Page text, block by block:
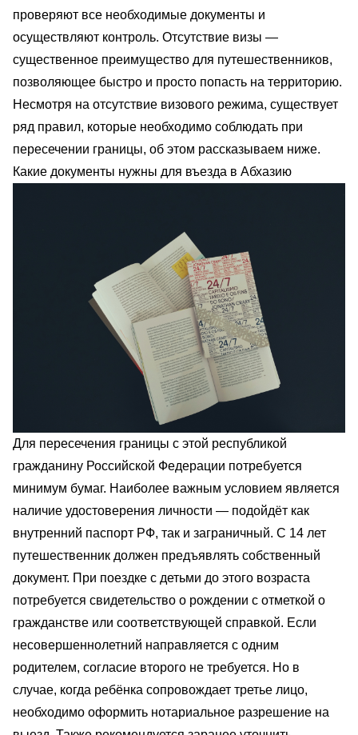
проверяют все необходимые документы и
осуществляют контроль. Отсутствие визы —
существенное преимущество для путешественников,
позволяющее быстро и просто попасть на территорию.
Несмотря на отсутствие визового режима, существует
ряд правил, которые необходимо соблюдать при
пересечении границы, об этом рассказываем ниже.
Какие документы нужны для въезда в Абхазию
Для пересечения границы с этой республикой
гражданину Российской Федерации потребуется
минимум бумаг. Наиболее важным условием является
наличие удостоверения личности — подойдёт как
внутренний паспорт РФ, так и заграничный. С 14 лет
путешественник должен предъявлять собственный
документ. При поездке с детьми до этого возраста
потребуется свидетельство о рождении с отметкой о
гражданстве или соответствующей справкой. Если
несовершеннолетний направляется с одним
родителем, согласие второго не требуется. Но в
случае, когда ребёнка сопровождает третье лицо,
необходимо оформить нотариальное разрешение на